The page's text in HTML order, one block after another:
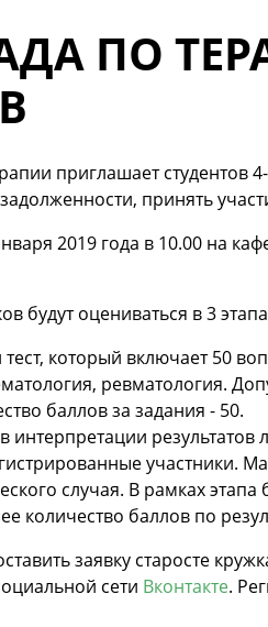
ПО
приглашает студентов
принять
2019 года в 10.00 на
будут оцениваться в 3
который включает 50
ревматология.
баллов за задания - 50.
интерпретации
участники.
случая. В рамках
количество баллов по
заявку старосте
сети Вконтакте.